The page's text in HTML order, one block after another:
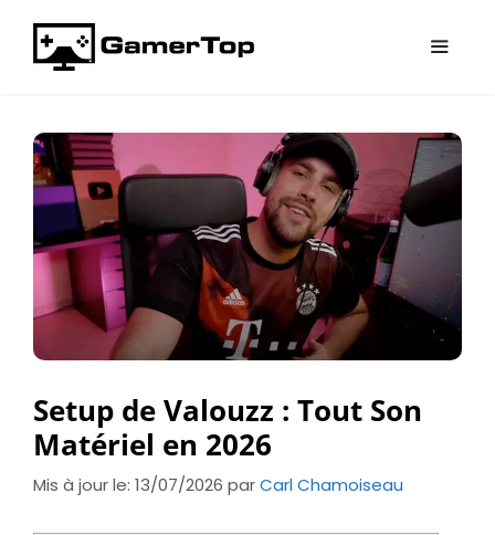
Setup de Valouzz : Tout Son
Matériel en 2026
Mis à jour le: 13/07/2026 parCarl Chamoiseau